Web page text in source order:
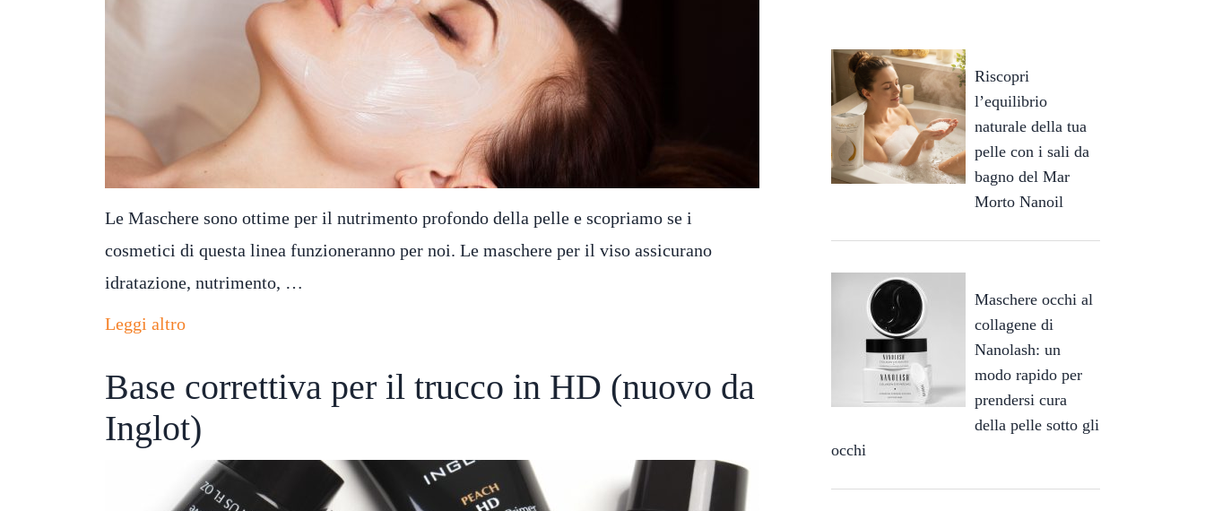
Le Maschere sono ottime per il nutrimento profondo della pelle e scopriamo se i
cosmetici di questa linea funzioneranno per noi. Le maschere per il viso assicurano
idratazione, nutrimento, …
Leggi altro
Base correttiva per il trucco in HD (nuovo da
Inglot)
Riscopri
l’equilibrio
naturale della tua
pelle con i sali da
bagno del Mar
Morto Nanoil
Maschere occhi al
collagene di
Nanolash: un
modo rapido per
prendersi cura
della pelle sotto gli
occhi